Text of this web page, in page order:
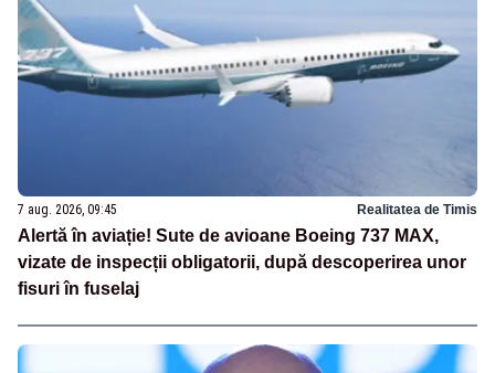
7 aug. 2026, 09:45 Realitatea de Timis
Alertă în aviație! Sute de avioane Boeing 737 MAX,
vizate de inspecții obligatorii, după descoperirea unor
fisuri în fuselaj